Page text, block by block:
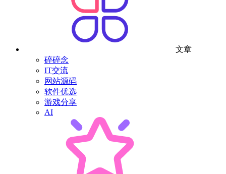
文章
碎碎念
IT交流
网站源码
软件优选
游戏分享
AI